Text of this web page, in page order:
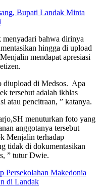
Bupati Landak Minta
bahwa dirinya
hingga di upload
mendapat apresiasi
diupload di Medsos. Apa
tersebut adalah ikhlas
atau pencitraan, ” katanya.
menuturkan foto yang
anggotanya tersebut
Menjalin terhadap
tidak di dokumentasikan
” tutur Dwie.
Persekolahan Makedonia
di Landak